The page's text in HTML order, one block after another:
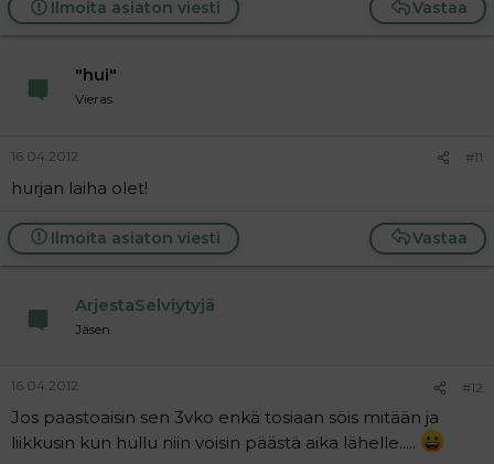
Vastaa
Ilmoita asiaton viesti
"hui"
Vieras
16.04.2012 #11
hurjan laiha olet!
Vastaa
Ilmoita asiaton viesti
ArjestaSelviytyjä
Jäsen
16.04.2012 #12
Jos paastoaisin sen 3vko enkä tosiaan söis mitään ja
liikkusin kun hullu niin voisin päästä aika lähelle.....